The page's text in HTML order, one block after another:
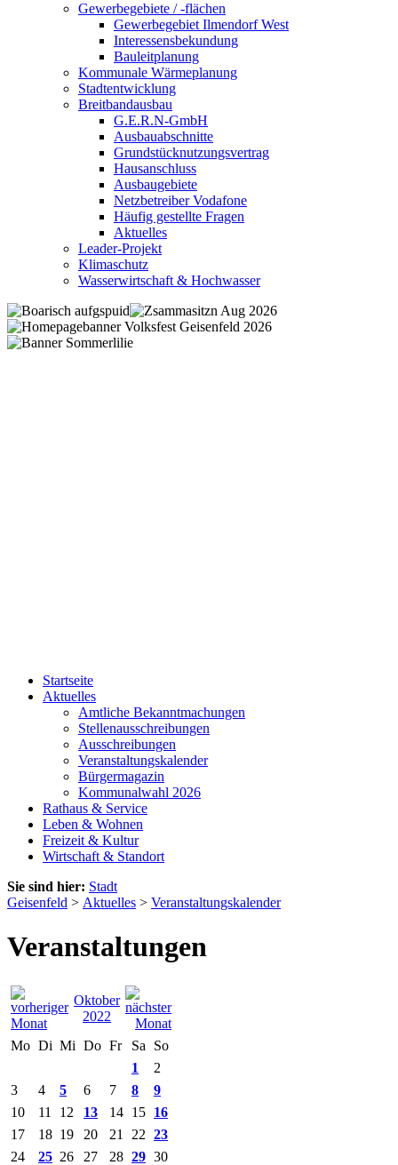
Gewerbegebiete / -flächen
Gewerbegebiet Ilmendorf West
Interessensbekundung
Bauleitplanung
Kommunale Wärmeplanung
Stadtentwicklung
Breitbandausbau
G.E.R.N-GmbH
Ausbauabschnitte
Grundstücknutzungsvertrag
Hausanschluss
Ausbaugebiete
Netzbetreiber Vodafone
Häufig gestellte Fragen
Aktuelles
Leader-Projekt
Klimaschutz
Wasserwirtschaft & Hochwasser
Startseite
Aktuelles
Amtliche Bekanntmachungen
Stellenausschreibungen
Ausschreibungen
Veranstaltungskalender
Bürgermagazin
Kommunalwahl 2026
Rathaus & Service
Leben & Wohnen
Freizeit & Kultur
Wirtschaft & Standort
Sie sind hier: Stadt
Geisenfeld > Aktuelles > Veranstaltungskalender
Veranstaltungen
Oktober
2022
Mo Di Mi Do Fr Sa
So
1
2
3
4 5 6 7 8
9
10
11 12 13 14 15 16
17
18 19 20 21 22 23
24
25 26 27 28 29 30